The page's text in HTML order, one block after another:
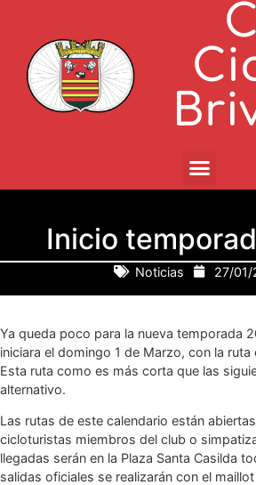
Inicio
Noticias 27/
Ya queda poco para la nueva temporada
iniciara el domingo 1 de Marzo, con la ruta
Esta ruta como es más corta que las
alternativo.
Las rutas de este calendario están
cicloturistas miembros del club o
llegadas serán en la Plaza Santa Casilda
salidas oficiales se realizarán con el